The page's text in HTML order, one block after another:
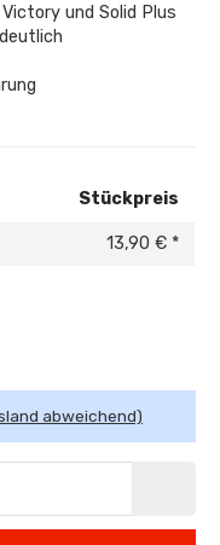
und Solid Plus
Stückpreis
13,90 € *
abweichend)